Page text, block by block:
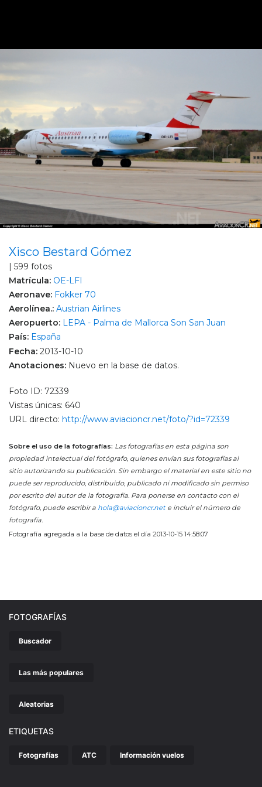
Xisco Bestard Gómez
| 599 fotos
Matrícula: OE-LFI
Aeronave: Fokker 70
Aerolínea.: Austrian Airlines
Aeropuerto: LEPA - Palma de Mallorca Son San Juan
País: España
Fecha: 2013-10-10
Anotaciones: Nuevo en la base de datos.
Foto ID: 72339
Vistas únicas: 640
URL directo: http://www.aviacioncr.net/foto/?id=72339
Sobre el uso de la fotografías: Las fotografías en esta página son
propiedad intelectual del fotógrafo, quienes envían sus fotografías al
sitio autorizando su publicación. Sin embargo el material en este sitio no
puede ser reproducido, distribuido, publicado ni modificado sin permiso
por escrito del autor de la fotografía. Para ponerse en contacto con el
fotógrafo, puede escribir a hola@aviacioncr.nete incluir el número de
fotografía.
Fotografía agregada a la base de datos el día 2013-10-15 14:58:07
FOTOGRAFÍAS
Buscador
Las más populares
Aleatorias
ETIQUETAS
Fotografías ATC Información vuelos